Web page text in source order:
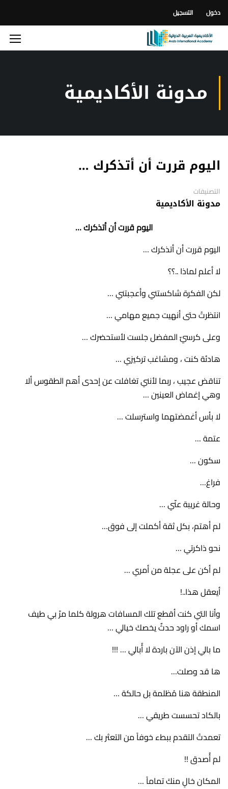
دخول التسجيل
مدونة الأكاديمية
اليوم قررت أن أتذكرك …
التصنيفات
مدونة الأكاديمية
اليوم قررت أن أتذكرك …
اليوم قررت أن أتذكرك …
لا أعلم لماذا ..؟؟
لكن الفكرة شاكستني وأعجبتني …
انتظرتُ حتى أنهيت جميع مهامي …
وعلى كرسيّ المفضل جلست لأستحضرك …
هادئة كنت ، ومشاغب تركيزي …
تناقض عجيب ، ربما لأنني تغافلت عن إحدى أهم الطقوس ألا
وهي إغماض العينين …
لا بأس أغمضتهما واسترسلت …
عتمة …
سكون …
فراغ…
وحالة غريبة عنّي …
لم أهتم، بكل ثقة أكملت إلى فوق…
نحو ذاكرتي …
لم أكن على عجلة من أمري …
أيعقل هذا..!
وأنا التي كنت أقطع تلك المسافات هرولة كلما مرّ بي طيف
اسمك أو راود حدثٌ يخصكَ خيالي …
ما بالي إذن الآن باردة لا أُبالي … !!!
ها قد وصلت…
المنطقة هنا مُظلمة بل حالكة …
بالكاد تحسست طريقي …
تعمدتُ التقدم ببطء خوفاً من التعثر بك …
لم أُصدق !!
المكان خالٍ منكَ تماماً …